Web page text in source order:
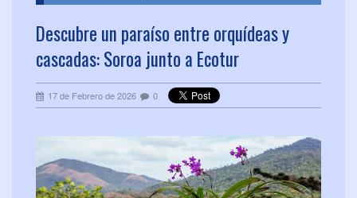
Descubre un paraíso entre orquídeas y
cascadas: Soroa junto a Ecotur
17 de Febrero de 2026 0